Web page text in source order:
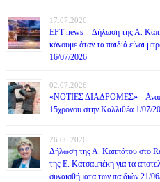
17.07.2026
ΕΡΤ news – Δήλωση της Α.
κάνουμε όταν τα παιδιά είναι
16/07/2026
02.07.2026
«ΝΟΤΙΕΣ ΔΙΑΔΡΟΜΕΣ» –
15χρονου στην Καλλιθέα 1/07/
26.06.2026
Δήλωση της Α. Καππάτου στο
της Ε. Κατσαμπέκη για τα
συναισθήματα των παιδιών 21/